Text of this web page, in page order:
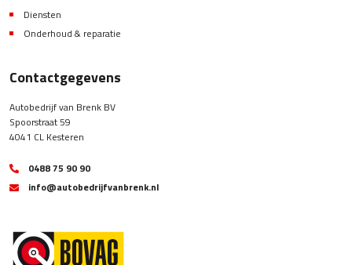
Diensten
Onderhoud & reparatie
Contactgegevens
Autobedrijf van Brenk BV
Spoorstraat 59
4041 CL Kesteren
0488 75 90 90
info@autobedrijfvanbrenk.nl